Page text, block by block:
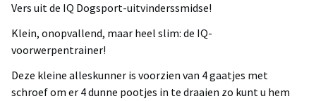
Vers uit de IQ Dogsport-uitvinderssmidse!
Klein, onopvallend, maar heel slim: de IQ-
voorwerpentrainer!
Deze kleine alleskunner is voorzien van 4 gaatjes met
schroef om er 4 dunne pootjes in te draaien zo kunt u hem